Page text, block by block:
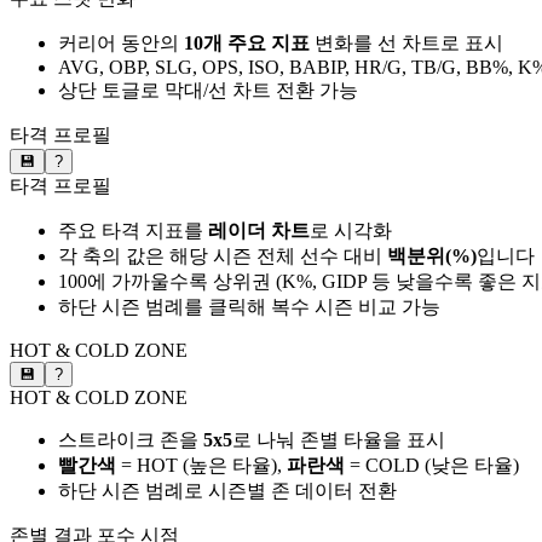
커리어 동안의 10개 주요 지표 변화를 선 차트로 표시
AVG, OBP, SLG, OPS, ISO, BABIP, HR/G, TB/G, BB%,
상단 토글로 막대/선 차트 전환 가능
타격 프로필
💾 ?
타격 프로필
주요 타격 지표를 레이더 차트로 시각화
각 축의 값은 해당 시즌 전체 선수 대비 백분위(%)입니다
100에 가까울수록 상위권 (K%, GIDP 등 낮을수록 좋은
하단 시즌 범례를 클릭해 복수 시즌 비교 가능
HOT & COLD ZONE
💾 ?
HOT & COLD ZONE
스트라이크 존을 5x5로 나눠 존별 타율을 표시
빨간색 = HOT (높은 타율), 파란색 = COLD (낮은 타율)
하단 시즌 범례로 시즌별 존 데이터 전환
존별 결과 포수 시점